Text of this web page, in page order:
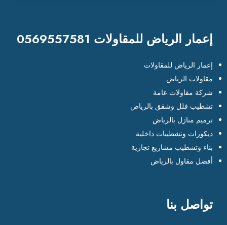
إعمار الرياض للمقاولات 0569557581
إعمار الرياض للمقاولات
مقاولات الرياض
شركة مقاولات عامة
تشطيب فلل وشقق بالرياض
ترميم منازل بالرياض
ديكورات وتشطيبات داخلية
بناء وتشطيب مشاريع تجارية
أفضل مقاول بالرياض
تواصل بنا